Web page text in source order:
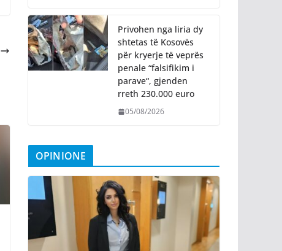
Privohen nga liria dy
shtetas të Kosovës
për kryerje të veprës
penale “falsifikim i
parave“, gjenden
rreth 230.000 euro
05/08/2026
OPINIONE